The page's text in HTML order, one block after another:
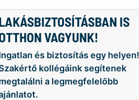
IS
VAGYUNK!
és biztosítás egy helyen!
kollégáink segítenek
a legmegfelelőbb